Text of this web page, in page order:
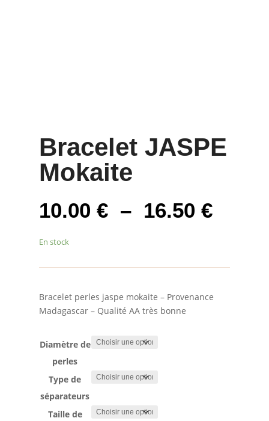
Bracelet JASPE
Mokaite
10.00 € – 16.50 €Plage
de
à
En stock
Bracelet perles jaspe mokaite – Provenance
Madagascar – Qualité AA très bonne
Diamètre de
perles
Type de
séparateurs
Taille de